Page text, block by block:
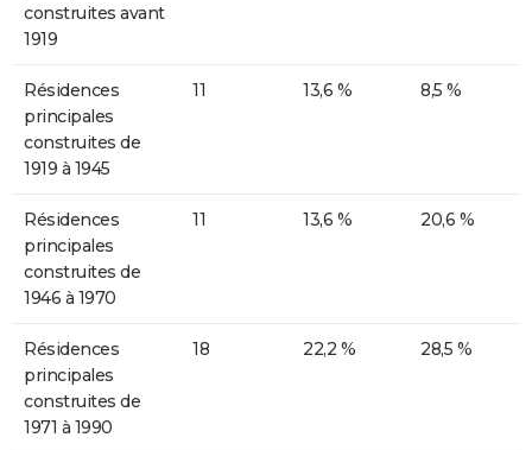
construites avant
1919
Résidences
principales
construites de
1919 à 1945
11 13,6 % 8,5 %
Résidences
principales
construites de
1946 à 1970
11 13,6 % 20,6 %
Résidences
principales
construites de
1971 à 1990
18 22,2 % 28,5 %